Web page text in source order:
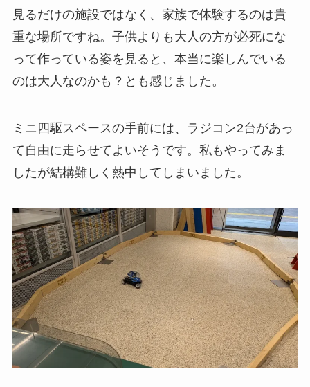
見るだけの施設ではなく、家族で体験するのは貴
重な場所ですね。子供よりも大人の方が必死にな
って作っている姿を見ると、本当に楽しんでいる
のは大人なのかも？とも感じました。
ミニ四駆スペースの手前には、ラジコン2台があっ
て自由に走らせてよいそうです。私もやってみま
したが結構難しく熱中してしまいました。